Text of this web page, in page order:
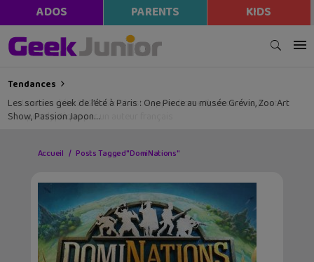
ADOS PARENTS KIDS
Tendances
Les sorties geek de l’été à Paris : One Piece au musée Grévin, Zoo Art
Show, Passion Japon…
Accueil Posts Tagged "DomiNations"